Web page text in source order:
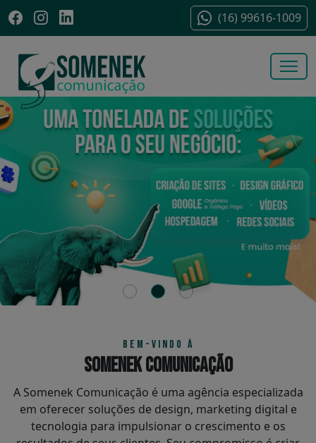
(16) 99616-1009
BEM-VINDO À
Somenek Comunicação
A Somenek Comunicação é uma agência especializada
em oferecer soluções de design, marketing digital e
tecnologia para impulsionar o crescimento e os